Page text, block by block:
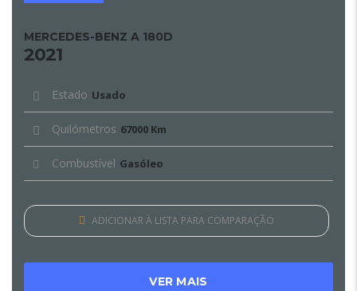
MERCEDES-BENZ A 180D
2021
Estado Usado
Quilómetros 67000 Km
Combustível Gasóleo
ADICIONAR À LISTA PARA COMPARAÇÃO
VER MAIS